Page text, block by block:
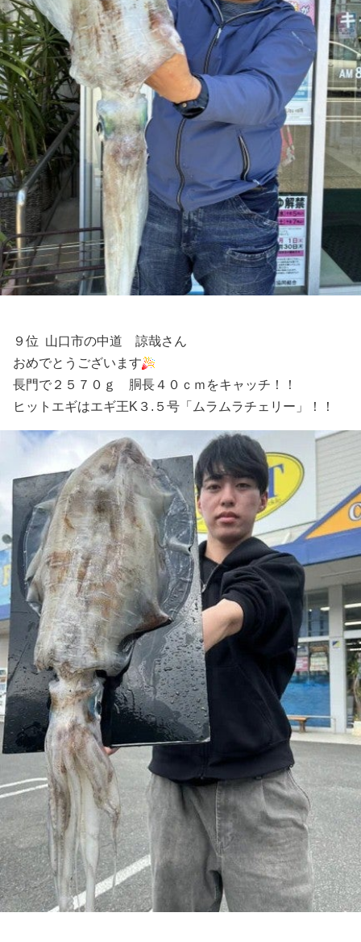
９位 山口市の中道 諒哉さん
おめでとうございます
長門で２５７０ｇ 胴長４０ｃｍをキャッチ！！
ヒットエギはエギ王K３.５号「ムラムラチェリー」！！